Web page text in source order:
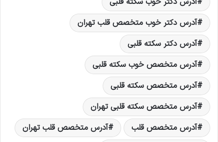
آدرس دکتر خوب متخصص قلب تهران
آدرس دکتر سکته قلبی
آدرس متخصص خوب سکته قلبی
آدرس متخصص سکته قلبی
آدرس متخصص سکته قلبی تهران
آدرس متخصص قلب
آدرس متخصص قلب تهران